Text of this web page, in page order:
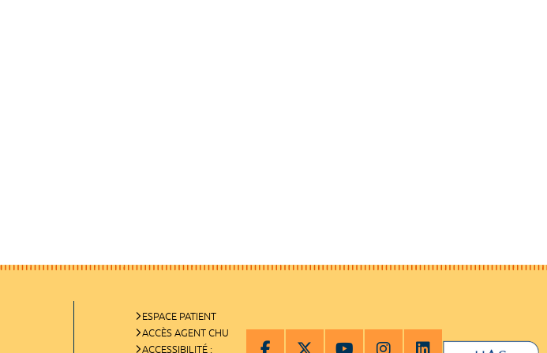
ESPACE PATIENT
ACCÈS AGENT CHU
ACCESSIBILITÉ :